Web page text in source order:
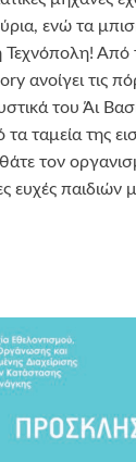
ενώ τα
Από
ανοίγει τις
του Άι
ταμεία της
τον
ευχές παιδιών